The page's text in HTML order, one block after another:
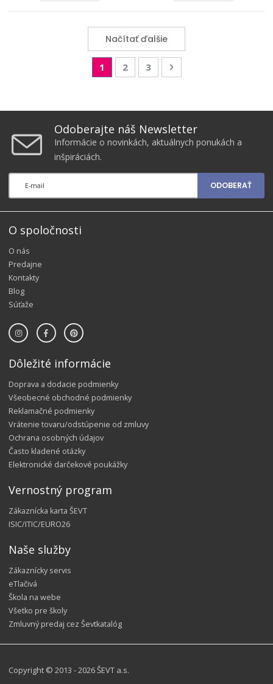
Načítať ďalšie
PageYou're currently reading page
1 Page
2 Page
3 Page
Nasledujúca
Odoberajte náš Newsletter
Informácie o novinkách, aktuálnych ponukách a
inšpiráciách.
ODOBERAŤ
O spoločnosti
O nás
Predajne
Kontakty
Blog
Súťaže
Dôležité informácie
Doprava a dodacie podmienky
Všeobecné obchodné podmienky
Reklamačné podmienky
Vrátenie tovaru/odstúpenie od zmluvy
Ochrana osobných údajov
Často kladené otázky
Elektronické darčekové poukážky
Vernostný program
Zákaznícka karta ŠEVT
ISIC/ITIC/EURO26
Naše služby
Zákaznícky servis
eTlačivá
Škola na webe
Všetko pre školy
Zmluvný predaj cez Ševtkatalóg
Copyright © 2013 - 2026 ŠEVT a.s.